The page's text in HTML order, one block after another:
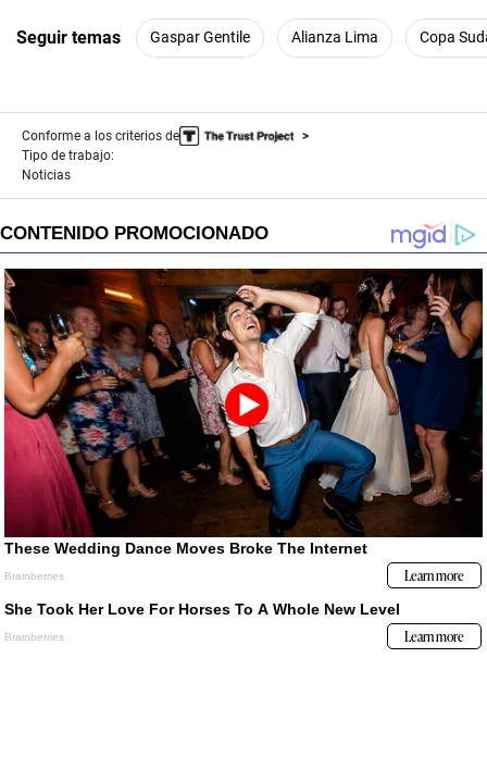
Seguir temas Gaspar Gentile Alianza Lima Copa
Conforme a los criterios de
Tipo de trabajo:
Noticias